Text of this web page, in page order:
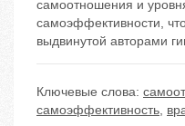
самоотношения и
самоэффективности,
выдвинутой авторами
Ключевые слова:
самоэффективность,